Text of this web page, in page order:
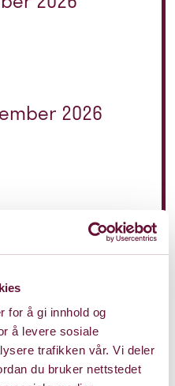
for å gi innhold og
å levere sosiale
trafikken vår. Vi deler
du bruker nettstedet
2026
2026